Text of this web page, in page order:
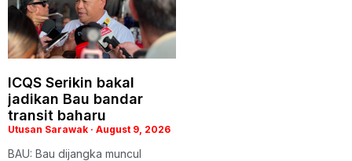
ICQS Serikin bakal
jadikan Bau bandar
transit baharu
Utusan Sarawak August 9, 2026
BAU: Bau dijangka muncul